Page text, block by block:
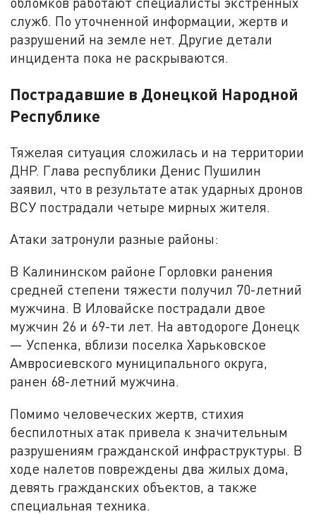
служб. По уточненной информации, жертв и
разрушений на земле нет. Другие детали
инцидента пока не раскрываются.
Пострадавшие в Донецкой Народной
Республике
Тяжелая ситуация сложилась и на территории
ДНР. Глава республики Денис Пушилин
заявил, что в результате атак ударных дронов
ВСУ пострадали четыре мирных жителя.
Атаки затронули разные районы:
В Калининском районе Горловки ранения
средней степени тяжести получил 70-летний
мужчина. В Иловайске пострадали двое
мужчин 26 и 69-ти лет. На автодороге Донецк
— Успенка, вблизи поселка Харьковское
Амвросиевского муниципального округа,
ранен 68-летний мужчина.
Помимо человеческих жертв, стихия
беспилотных атак привела к значительным
разрушениям гражданской инфраструктуры. В
ходе налетов повреждены два жилых дома,
девять гражданских объектов, а также
специальная техника.